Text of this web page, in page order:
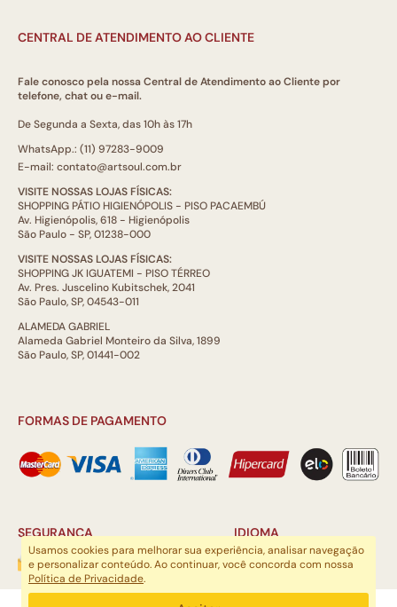
CENTRAL DE ATENDIMENTO AO CLIENTE
Fale conosco pela nossa Central de Atendimento ao Cliente por
telefone, chat ou e-mail.
De Segunda a Sexta, das 10h às 17h
WhatsApp.: (11) 97283-9009
E-mail: contato@artsoul.com.br
VISITE NOSSAS LOJAS FÍSICAS:
SHOPPING PÁTIO HIGIENÓPOLIS - PISO PACAEMBÚ
Av. Higienópolis, 618 - Higienópolis
São Paulo - SP, 01238-000
VISITE NOSSAS LOJAS FÍSICAS:
SHOPPING JK IGUATEMI - PISO TÉRREO
Av. Pres. Juscelino Kubitschek, 2041
São Paulo, SP, 04543-011
ALAMEDA GABRIEL
Alameda Gabriel Monteiro da Silva, 1899
São Paulo, SP, 01441-002
FORMAS DE PAGAMENTO
SEGURANÇA IDIOMA
ARTSOUL COMUNICAÇÃO DIGITAL LTDA | CNPJ: 29.752.781/0001-52
Usamos cookies para melhorar sua experiência, analisar navegação
e personalizar conteúdo. Ao continuar, você concorda com nossa
Política de Privacidade.